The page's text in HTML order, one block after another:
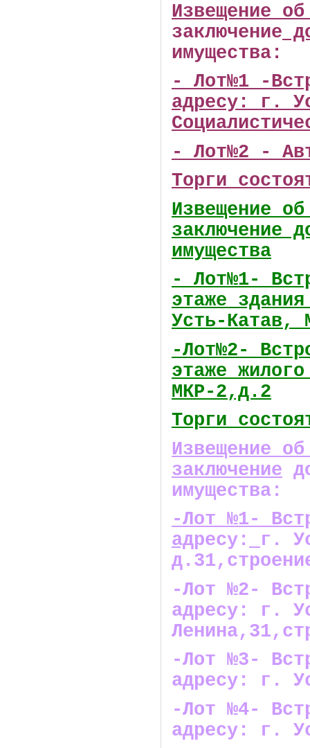
Извещение
заключение
имущества:
- Лот№1 -
адресу: г.
- Лот№2 -
Торги
Извещение
заключение
имущества
- Лот№1-
этаже
Усть-Катав,
-Лот№2-
этаже
МКР-2,д.2
Торги
Извещение
заключение
имущества:
-Лот №1-
адресу:
г.
-Лот №2-
адресу: г.
-Лот №3-
адресу: г.
-Лот №4-
адресу: г.